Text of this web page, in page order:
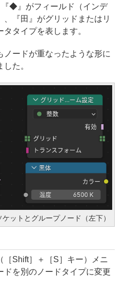
◆』がフィールド（インデ
『田』がグリッドまたはリ
タイプを表します。
ードが重なったような形に
た。
ットとグループノード（左下）
Shift］＋［S］キー）メニ
ドを別のノードタイプに変更